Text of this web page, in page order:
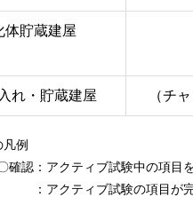
体貯蔵建屋
れ・貯蔵建屋 （チ
例
確認 ：アクティブ試験中の項目
：アクティブ試験の項目が